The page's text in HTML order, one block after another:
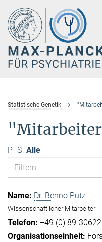
Hauptinhalt
Statistische Genetik
P S Alle
Dr. Benno Pütz
Wissenschaftlicher Mitarbeiter
+49 (0) 89-